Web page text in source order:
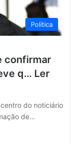
Política
confirmar
q… Ler
do noticiário
de…